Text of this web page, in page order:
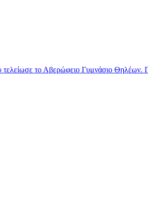
το Αβερώφειο Γυμνάσιο Θηλέων.